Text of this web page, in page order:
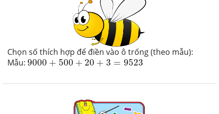
Chọn số thích hợp để điền vào ô trống (theo mẫu):
Mẫu: 9000 + 500 + 20 + 3 = 9523
9000+500+ 20+3=9523